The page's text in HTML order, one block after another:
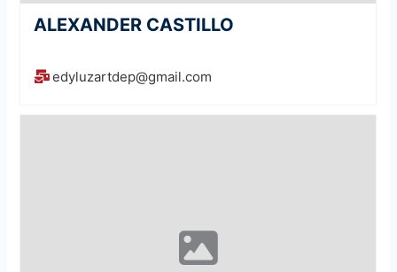
ALEXANDER CASTILLO
edyluzartdep@gmail.com